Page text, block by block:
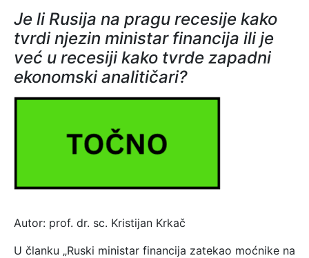
Je li Rusija na pragu recesije kako
tvrdi njezin ministar financija ili je
već u recesiji kako tvrde zapadni
ekonomski analitičari?
Autor: prof. dr. sc. Kristijan Krkač
U članku „Ruski ministar financija zatekao moćnike na